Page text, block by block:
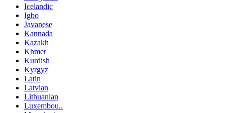
Icelandic
Igbo
Javanese
Kannada
Kazakh
Khmer
Kurdish
Kyrgyz
Latin
Latvian
Lithuanian
Luxembou..